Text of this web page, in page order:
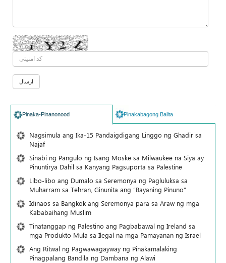
Pinaka-Pinanonood Pinakabagong Balita
Nagsimula ang Ika-15 Pandaigdigang Linggo ng Ghadir sa
Najaf
Sinabi ng Pangulo ng Isang Moske sa Milwaukee na Siya ay
Pinuntirya Dahil sa Kanyang Pagsuporta sa Palestine
Libo-libo ang Dumalo sa Seremonya ng Pagluluksa sa
Muharram sa Tehran, Ginunita ang “Bayaning Pinuno”
Idinaos sa Bangkok ang Seremonya para sa Araw ng mga
Kababaihang Muslim
Tinatanggap ng Palestino ang Pagbabawal ng Ireland sa
mga Produkto Mula sa Ilegal na mga Pamayanan ng Israel
Ang Ritwal ng Pagwawagayway ng Pinakamalaking
Pinagpalang Bandila ng Dambana ng Alawi